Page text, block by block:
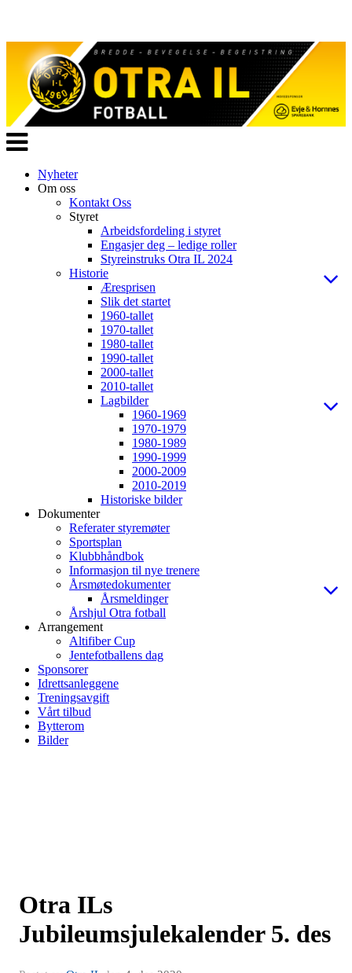
Veksle
navigasjon
Nyheter
Om oss
Kontakt Oss
Styret
Arbeidsfordeling i styret
Engasjer deg – ledige roller
Styreinstruks Otra IL 2024
Historie
Æresprisen
Slik det startet
1960-tallet
1970-tallet
1980-tallet
1990-tallet
2000-tallet
2010-tallet
Lagbilder
1960-1969
1970-1979
1980-1989
1990-1999
2000-2009
2010-2019
Historiske bilder
Dokumenter
Referater styremøter
Sportsplan
Klubbhåndbok
Informasjon til nye trenere
Årsmøtedokumenter
Årsmeldinger
Årshjul Otra fotball
Arrangement
Altifiber Cup
Jentefotballens dag
Sponsorer
Idrettsanleggene
Treningsavgift
Vårt tilbud
Bytterom
Bilder
Otra ILs
Jubileumsjulekalender 5. des